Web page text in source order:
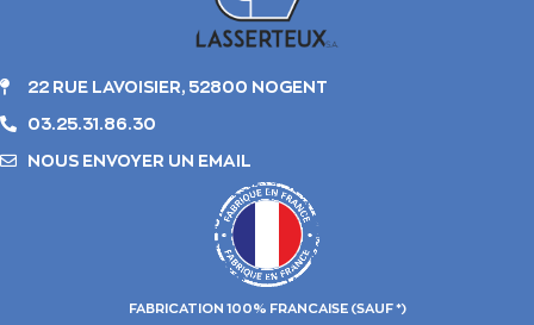
22 RUE LAVOISIER, 52800 NOGENT
03.25.31.86.30
NOUS ENVOYER UN EMAIL
FABRICATION 100% FRANCAISE (SAUF *)